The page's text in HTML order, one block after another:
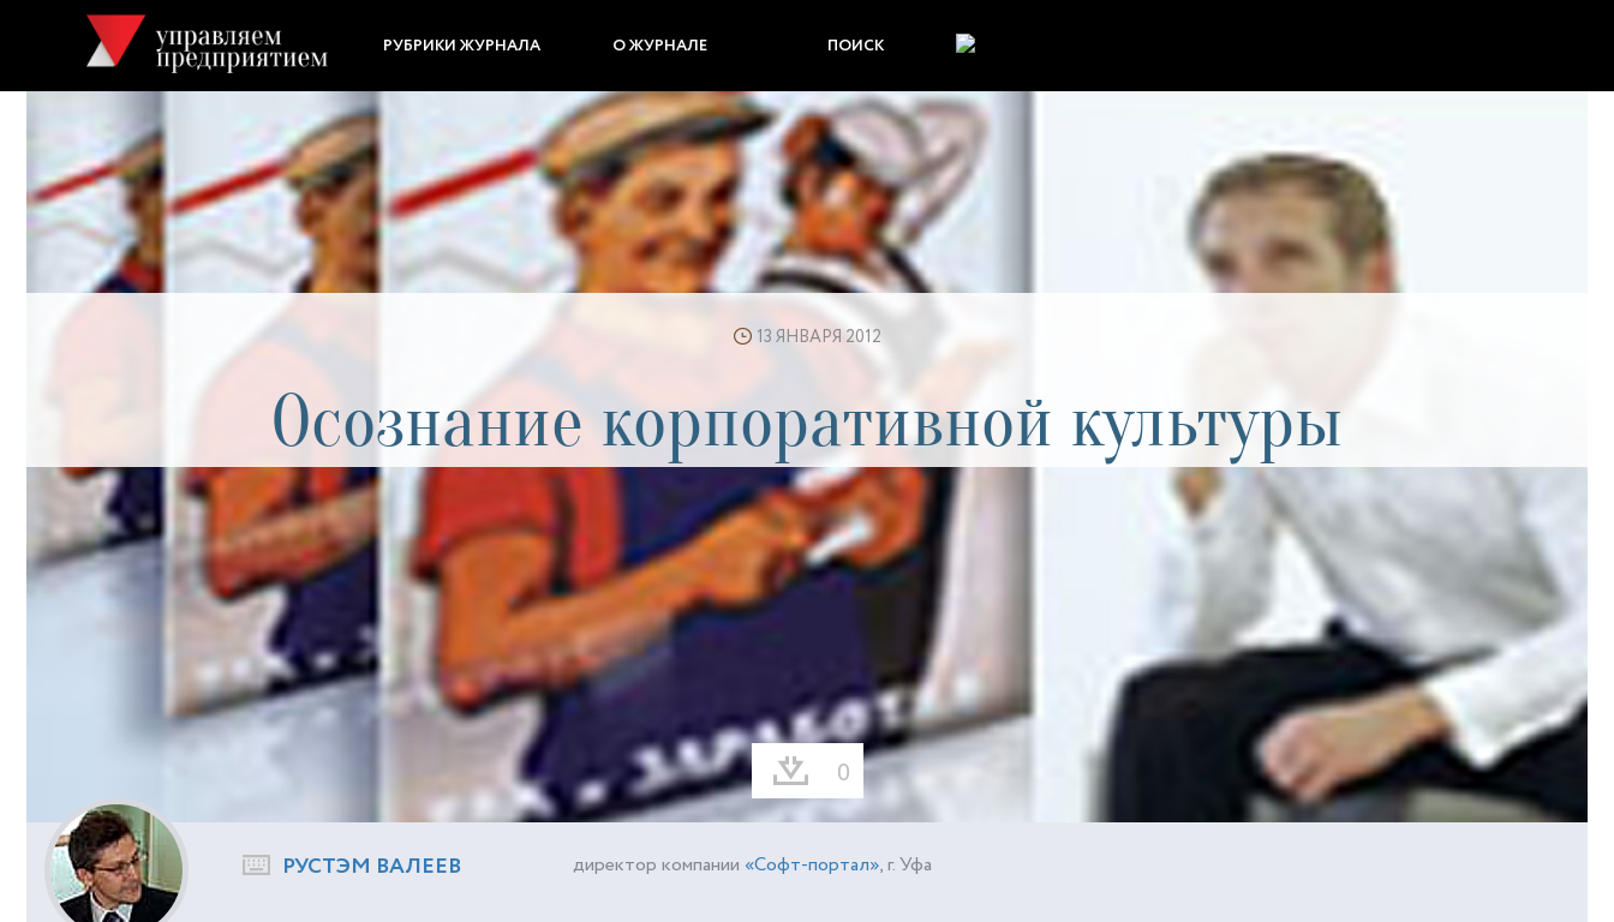
РУБРИКИ ЖУРНАЛА О ЖУРНАЛЕ ПОИСК
0
13 ЯНВАРЯ 2012
Осознание корпоративной культуры
РУСТЭМ ВАЛЕЕВ директор компании «Софт-портал», г. Уфа